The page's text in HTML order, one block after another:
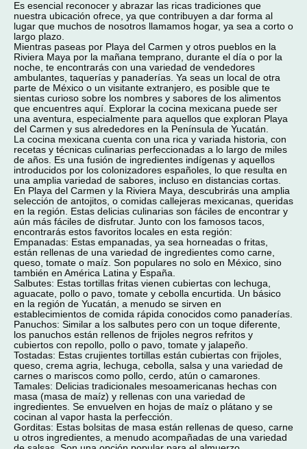
Es esencial reconocer y abrazar las ricas tradiciones que
nuestra ubicación ofrece, ya que contribuyen a dar forma al
lugar que muchos de nosotros llamamos hogar, ya sea a corto o
largo plazo.
Mientras paseas por Playa del Carmen y otros pueblos en la
Riviera Maya por la mañana temprano, durante el día o por la
noche, te encontrarás con una variedad de vendedores
ambulantes, taquerías y panaderías. Ya seas un local de otra
parte de México o un visitante extranjero, es posible que te
sientas curioso sobre los nombres y sabores de los alimentos
que encuentres aquí. Explorar la cocina mexicana puede ser
una aventura, especialmente para aquellos que exploran Playa
del Carmen y sus alrededores en la Península de Yucatán.
La cocina mexicana cuenta con una rica y variada historia, con
recetas y técnicas culinarias perfeccionadas a lo largo de miles
de años. Es una fusión de ingredientes indígenas y aquellos
introducidos por los colonizadores españoles, lo que resulta en
una amplia variedad de sabores, incluso en distancias cortas.
En Playa del Carmen y la Riviera Maya, descubrirás una amplia
selección de antojitos, o comidas callejeras mexicanas, queridas
en la región. Estas delicias culinarias son fáciles de encontrar y
aún más fáciles de disfrutar. Junto con los famosos tacos,
encontrarás estos favoritos locales en esta región:
Empanadas: Estas empanadas, ya sea horneadas o fritas,
están rellenas de una variedad de ingredientes como carne,
queso, tomate o maíz. Son populares no solo en México, sino
también en América Latina y España.
Salbutes: Estas tortillas fritas vienen cubiertas con lechuga,
aguacate, pollo o pavo, tomate y cebolla encurtida. Un básico
en la región de Yucatán, a menudo se sirven en
establecimientos de comida rápida conocidos como panaderías.
Panuchos: Similar a los salbutes pero con un toque diferente,
los panuchos están rellenos de frijoles negros refritos y
cubiertos con repollo, pollo o pavo, tomate y jalapeño.
Tostadas: Estas crujientes tortillas están cubiertas con frijoles,
queso, crema agria, lechuga, cebolla, salsa y una variedad de
carnes o mariscos como pollo, cerdo, atún o camarones.
Tamales: Delicias tradicionales mesoamericanas hechas con
masa (masa de maíz) y rellenas con una variedad de
ingredientes. Se envuelven en hojas de maíz o plátano y se
cocinan al vapor hasta la perfección.
Gorditas: Estas bolsitas de masa están rellenas de queso, carne
u otros ingredientes, a menudo acompañadas de una variedad